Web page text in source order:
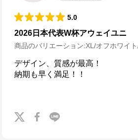
5.0
2026日本代表W杯アウェイユニ
商品のバリエーション:XL/オフホワイ
デザイン、質感が最高！
納期も早く満足！！